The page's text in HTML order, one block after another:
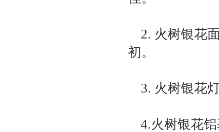
2. 火树银花
初。
3. 火树银花
4.火树银花